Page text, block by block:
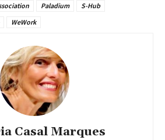
Paladium
S-Hub
WeWork
Casal Marques